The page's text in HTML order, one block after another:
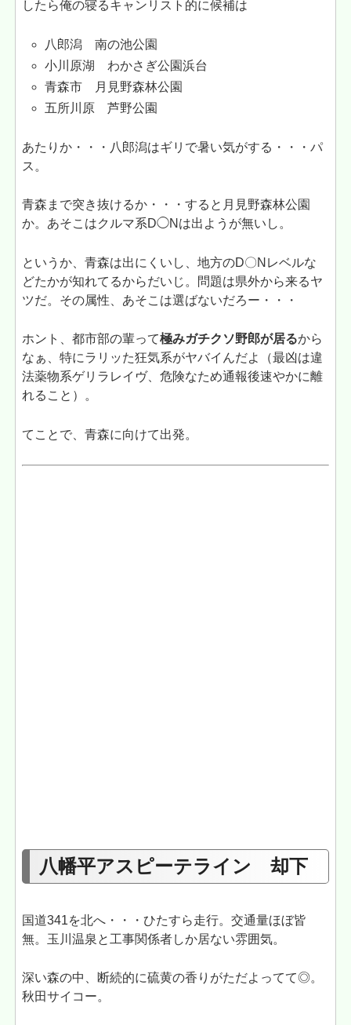
したら俺の寝るキャンリスト的に候補は
八郎潟 南の池公園
小川原湖 わかさぎ公園浜台
青森市 月見野森林公園
五所川原 芦野公園
あたりか・・・八郎潟はギリで暑い気がする・・・パ
ス。
青森まで突き抜けるか・・・すると月見野森林公園
か。あそこはクルマ系D◯Nは出ようが無いし。
というか、青森は出にくいし、地方のD〇Nレベルな
どたかが知れてるからだいじ。問題は県外から来るヤ
ツだ。その属性、あそこは選ばないだろー・・・
ホント、都市部の輩って極みガチクソ野郎が居るから
なぁ、特にラリッた狂気系がヤバイんだよ（最凶は違
法薬物系ゲリラレイヴ、危険なため通報後速やかに離
れること）。
てことで、青森に向けて出発。
八幡平アスピーテライン 却下
国道341を北へ・・・ひたすら走行。交通量ほぼ皆
無。玉川温泉と工事関係者しか居ない雰囲気。
深い森の中、断続的に硫黄の香りがただよってて◎。
秋田サイコー。